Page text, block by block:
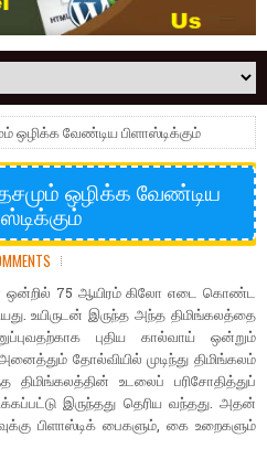
ஒழிக்க வேண்டிய பிளாஸ்டிக்கும்
ஒழிக்க வேண்டிய
ஒன்றில் 75 ஆயிரம் கிலோ எடை கொண்ட
உயிருடன் இருந்த அந்த திமிங்கலத்தை
புதிய கால்வாய் ஒன்றும்
தோல்வியில் முடிந்து திமிங்கலம்
உடலைப் பரிசோதித்துப்
இருந்தது தெரிய வந்தது. அதன்
பிளாஸ்டிக் பைகளும், கை உறைகளும்